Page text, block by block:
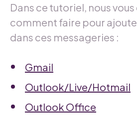
Dans ce tutoriel, nous
comment faire pour
dans ces messageries :
Gmail
Outlook/Live/Hotmail
Outlook Office